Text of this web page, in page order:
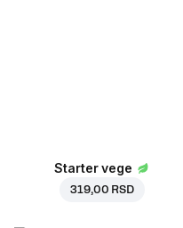
Starter vege
319,00 RSD